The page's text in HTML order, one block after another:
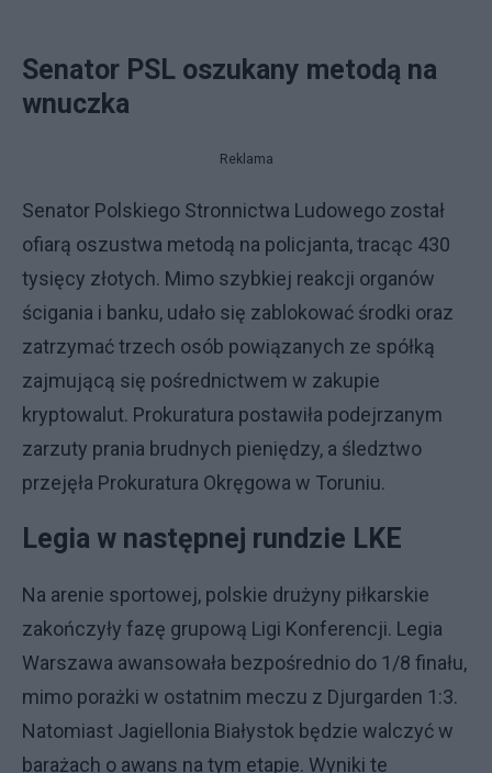
Senator PSL oszukany metodą na
wnuczka
Reklama
Senator Polskiego Stronnictwa Ludowego został
ofiarą oszustwa metodą na policjanta, tracąc 430
tysięcy złotych. Mimo szybkiej reakcji organów
ścigania i banku, udało się zablokować środki oraz
zatrzymać trzech osób powiązanych ze spółką
zajmującą się pośrednictwem w zakupie
kryptowalut. Prokuratura postawiła podejrzanym
zarzuty prania brudnych pieniędzy, a śledztwo
przejęła Prokuratura Okręgowa w Toruniu.
Legia w następnej rundzie LKE
Na arenie sportowej, polskie drużyny piłkarskie
zakończyły fazę grupową Ligi Konferencji. Legia
Warszawa awansowała bezpośrednio do 1/8 finału,
mimo porażki w ostatnim meczu z Djurgarden 1:3.
Natomiast Jagiellonia Białystok będzie walczyć w
barażach o awans na tym etapie. Wyniki te